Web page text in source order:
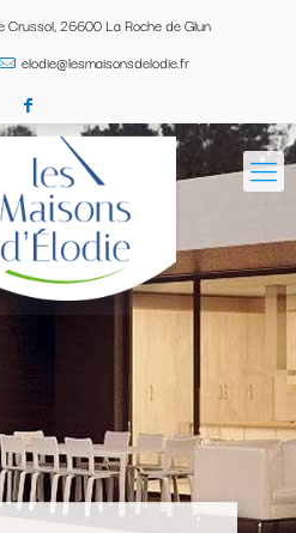
Crussol, 26600 La Roche de Glun
elodie@lesmaisonsdelodie.fr